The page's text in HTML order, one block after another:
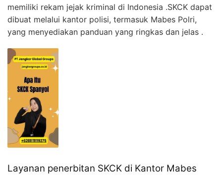
memiliki rekam jejak kriminal di Indonesia .SKCK dapat
dibuat melalui kantor polisi, termasuk Mabes Polri,
yang menyediakan panduan yang ringkas dan jelas .
Layanan penerbitan SKCK di Kantor Mabes